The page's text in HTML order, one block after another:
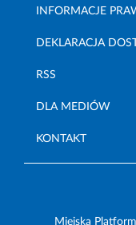
INFORMACJE
DEKLARACJA
RSS
DLA MEDIÓW
KONTAKT
Miejska